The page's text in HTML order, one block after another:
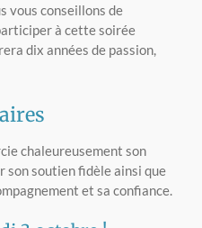
vous conseillons de
à cette soirée
dix années de passion,
chaleureusement son
son soutien fidèle ainsi que
et sa confiance.